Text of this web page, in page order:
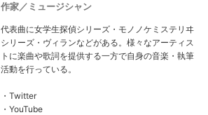
作家／ミュージシャン
代表曲に女学生探偵シリーズ・モノノケミステリヰ
シリーズ・ヴィランなどがある。様々なアーティス
トに楽曲や歌詞を提供する一方で自身の音楽・執筆
活動を行っている。
・Twitter
・YouTube